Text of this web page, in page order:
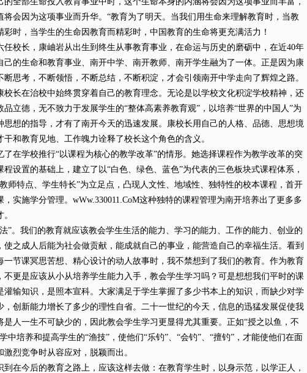
将会因为这项事业而升华。“教育为了明天。当我们用生命来理解教育时，当教
彩时，当学生的生命因教育而精彩时，中国教育的生命将更充满活力！
任校长，康岫岩从出生到终生从事教育事业，在命运与历史的磨砺中，在近40年
己的生命和教育事业、南开中学、南开教师、南开学生融为了一体。正是因为康
断思考，不断领悟，不断总结，不断积淀，才会引领南开中学走向了辉煌之路。
校长在治校中始终贯穿着自己的教育理念。无论是以学校文化积淀学校精神，还
品立德，无不致力于发展学生的“整体高素养教育观”，以培养“世界的中国人”为
思想的指导，才有了南开今天的迅速发展。康校长用自己的人格、品德、思想境
和教育见地、工作魄力诠释了校长这个角色的含义。
了在学校推行“以课程为核心的教学改革”的情形。她选择课程作为教学改革的突
设置的基础上，建立了以“白色、绿色、蓝色”为代表的三色板块式课程体系，
师特点、学生特长”为立足点，凸现人文性、地域性、独特性的校本课程，首开
实施学分管理。wWw.330011.CoM这种独特的课程管理为南开培养出了更多多
”。我们的教育就应该教会学生生活的能力、学习的能力、工作的能力、创业的
使之成人后能为社会做贡献，能成就自己的事业，能营造自己的幸福生活。看到
一节课冥思苦想、精心设计的动人故事时，我不禁想到了我们的教育。作为教育
不更是应该从小从培养学生能力入手，教会学生学习吗？可是想想我们平时的课
灌输知识，是照本宣科。大家满足于学生掌握了多少书本上的知识，而缺少对学
，创新能力增长了多少的理性自省。二十一世纪的今天，信息的迅猛发展促使我
是人一生不可缺少的，因此教会学生学习更显得尤其重要。正如“授之以鱼，不
中培养和提高学生的“渔技”，使他们“乐钓”、“会钓”、“擅钓”，才能使他们在面
烈竞争时从容应对，脱颖而出。
到在今后的教育之路上，应该这样去做：在教育学生时，以身示范，以学正人，